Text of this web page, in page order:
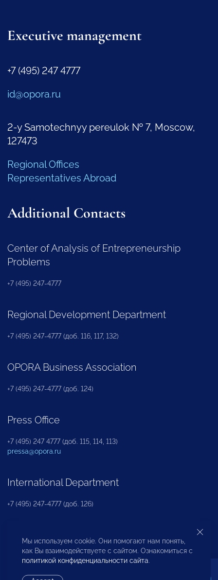
Executive management
+7 (495) 247 4777
id@opora.ru
2-y Samotechnyy pereulok № 7, Moscow,
127473
Regional Offices
Representatives Abroad
Additional Contacts
Center of Analysis of Entrepreneurship
Problems
+7 (495) 247-4777
Regional Development Department
+7 (495) 247-4777 (доб. 116, 117, 132)
OPORA Business Association
+7 (495) 247-4777 (доб. 124)
Press Office
+7 (495) 247 4777 (доб. 115, 114, 113)
pressa@opora.ru
International Department
+7 (495) 247-4777 (доб. 126)
Business and Investment Rights Protection
Department
Мы используем cookie. Они помогают нам понять,
как Вы взаимодействуете с сайтом. Ознакомиться с
политикой конфиденциальности сайта.